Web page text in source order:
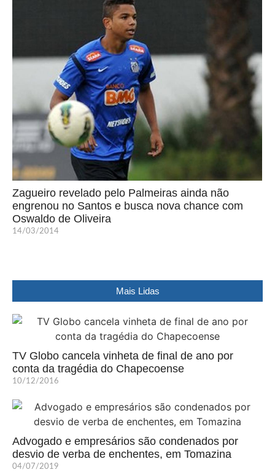
Zagueiro revelado pelo Palmeiras ainda não
engrenou no Santos e busca nova chance com
Oswaldo de Oliveira
14/03/2014
Mais Lidas
TV Globo cancela vinheta de final de ano por
conta da tragédia do Chapecoense
10/12/2016
Advogado e empresários são condenados por
desvio de verba de enchentes, em Tomazina
04/07/2019